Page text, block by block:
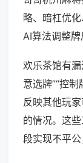
略、暗杠优
AI算法调整牌
欢乐茶馆有
意选牌”“控
反映其他玩
的情况。这
段实现不平公